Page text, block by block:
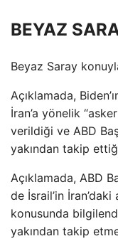
BEYAZ
Beyaz Saray
Açıklamada,
İran’a yönelik
verildiği ve ABD
yakından takip
Açıklamada, ABD
de İsrail’in
konusunda
yakından takip